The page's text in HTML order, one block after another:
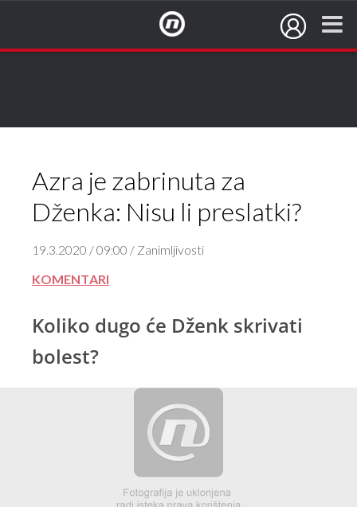
Azra je zabrinuta za
Dženka: Nisu li preslatki?
19.3.2020 / 09:00 / Zanimljivosti
KOMENTARI
Koliko dugo će Dženk skrivati
bolest?